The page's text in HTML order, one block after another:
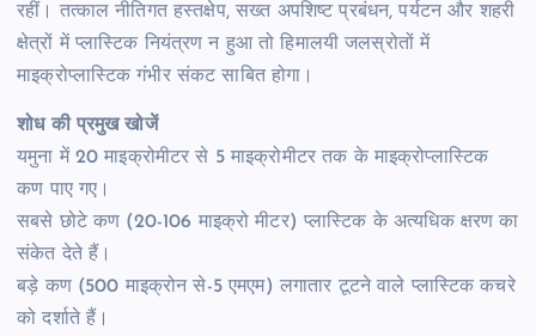
रहीं। तत्काल नीतिगत हस्तक्षेप, सख्त अपशिष्ट प्रबंधन, पर्यटन और शहरी
क्षेत्रों में प्लास्टिक नियंत्रण न हुआ तो हिमालयी जलस्रोतों में
माइक्रोप्लास्टिक गंभीर संकट साबित होगा।
शोध की प्रमुख खोजें
यमुना में 20 माइक्रोमीटर से 5 माइक्रोमीटर तक के माइक्रोप्लास्टिक
कण पाए गए।
सबसे छोटे कण (20-106 माइक्रो मीटर) प्लास्टिक के अत्यधिक क्षरण का
संकेत देते हैं।
बड़े कण (500 माइक्रोन से-5 एमएम) लगातार टूटने वाले प्लास्टिक कचरे
को दर्शाते हैं।